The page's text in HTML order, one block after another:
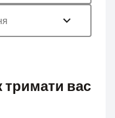
тримати вас